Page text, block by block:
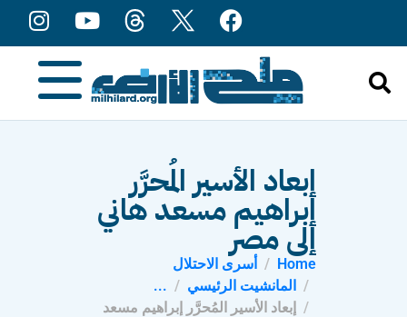
إبعاد الأسير المُحرَّر
إبراهيم مسعد هاني
إلى مصر
Home
أسرى الاحتلال
المانشيت الرئيسي
...
إبعاد الأسير المُحرَّر إبراهيم مسعد